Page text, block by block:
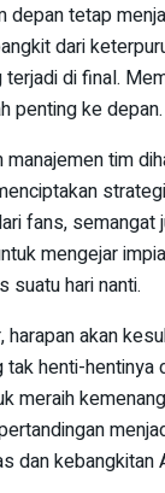
depan tetap
dari
di final.
penting ke depan.
manajemen tim
fans, semangat
mengejar
suatu hari nanti.
harapan akan
tak henti-hentinya
meraih
dan kebangkitan